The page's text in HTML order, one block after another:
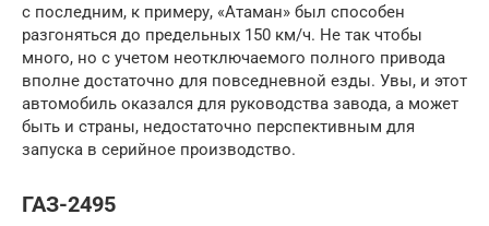
с последним, к примеру, «Атаман» был способен
разгоняться до предельных 150 км/ч. Не так чтобы
много, но с учетом неотключаемого полного привода
вполне достаточно для повседневной езды. Увы, и этот
автомобиль оказался для руководства завода, а может
быть и страны, недостаточно перспективным для
запуска в серийное производство.
ГАЗ-2495